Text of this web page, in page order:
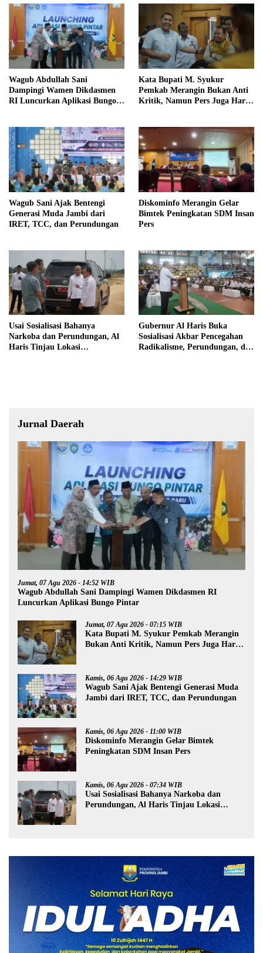
Wagub Abdullah Sani
Dampingi Wamen Dikdasmen
RI Luncurkan Aplikasi Bungo
Kata Bupati M. Syukur
Pemkab Merangin Bukan Anti
Kritik, Namun Pers Juga Harus
Wagub Sani Ajak Bentengi
Generasi Muda Jambi dari
IRET, TCC, dan Perundungan
Diskominfo Merangin Gelar
Bimtek Peningkatan SDM Insan
Pers
Usai Sosialisasi Bahanya
Narkoba dan Perundungan, Al
Haris Tinjau Lokasi
Gubernur Al Haris Buka
Sosialisasi Akbar Pencegahan
Radikalisme, Perundungan, dan
Jurnal Daerah
Jumat, 07 Agu 2026 - 14:52 WIB
Wagub Abdullah Sani Dampingi Wamen Dikdasmen RI
Luncurkan Aplikasi Bungo Pintar
Jumat, 07 Agu 2026 - 07:15 WIB
Kata Bupati M. Syukur Pemkab Merangin
Bukan Anti Kritik, Namun Pers Juga Harus
Kamis, 06 Agu 2026 - 14:29 WIB
Wagub Sani Ajak Bentengi Generasi Muda
Jambi dari IRET, TCC, dan Perundungan
Kamis, 06 Agu 2026 - 11:00 WIB
Diskominfo Merangin Gelar Bimtek
Peningkatan SDM Insan Pers
Kamis, 06 Agu 2026 - 07:34 WIB
Usai Sosialisasi Bahanya Narkoba dan
Perundungan, Al Haris Tinjau Lokasi